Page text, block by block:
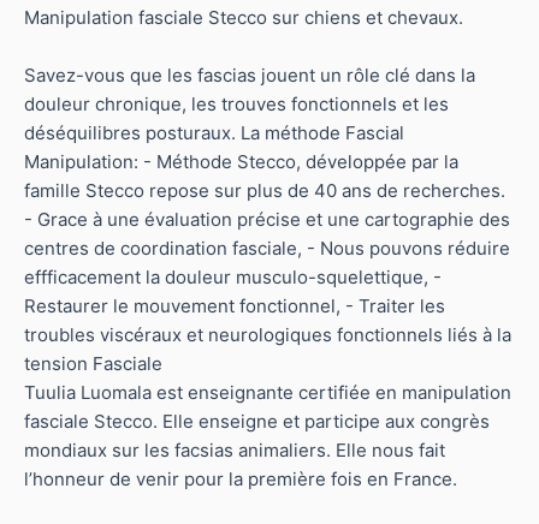
Manipulation fasciale Stecco sur chiens et chevaux.
Savez-vous que les fascias jouent un rôle clé dans la
douleur chronique, les trouves fonctionnels et les
déséquilibres posturaux. La méthode Fascial
Manipulation: - Méthode Stecco, développée par la
famille Stecco repose sur plus de 40 ans de recherches.
- Grace à une évaluation précise et une cartographie des
centres de coordination fasciale, - Nous pouvons réduire
effficacement la douleur musculo-squelettique, -
Restaurer le mouvement fonctionnel, - Traiter les
troubles viscéraux et neurologiques fonctionnels liés à la
tension Fasciale
Tuulia Luomala est enseignante certifiée en manipulation
fasciale Stecco. Elle enseigne et participe aux congrès
mondiaux sur les facsias animaliers. Elle nous fait
l’honneur de venir pour la première fois en France.